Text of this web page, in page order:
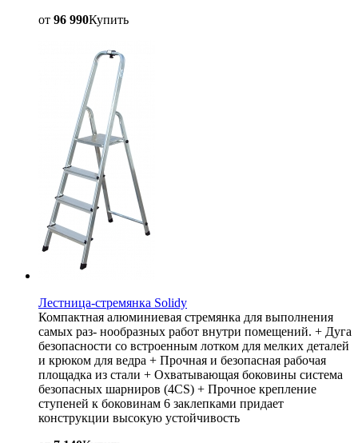
от 96 990Купить
Лестница-стремянка Solidy
Компактная алюминиевая стремянка для выполнения
самых раз- нообразных работ внутри помещений. + Дуга
безопасности со встроенным лотком для мелких деталей
и крюком для ведра + Прочная и безопасная рабочая
площадка из стали + Охватывающая боковины система
безопасных шарниров (4CS) + Прочное крепление
ступеней к боковинам 6 заклепками придает
конструкции высокую устойчивость